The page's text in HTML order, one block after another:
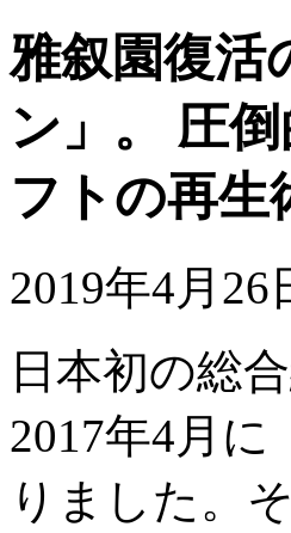
雅叙園復活
ン」。 圧
フトの再生
2019年4月26
日本初の総
2017年4月
りました。